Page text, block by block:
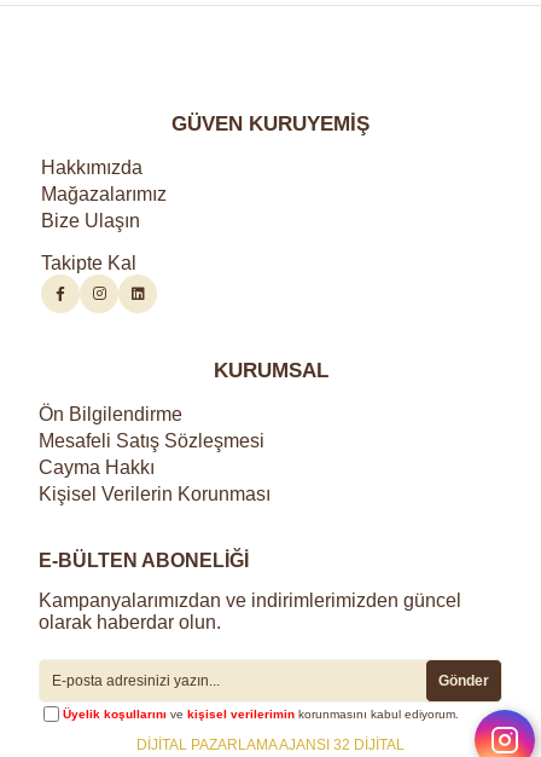
GÜVEN KURUYEMİŞ
Hakkımızda
Mağazalarımız
Bize Ulaşın
Takipte Kal
KURUMSAL
Ön Bilgilendirme
Mesafeli Satış Sözleşmesi
Cayma Hakkı
Kişisel Verilerin Korunması
E-BÜLTEN ABONELİĞİ
Kampanyalarımızdan ve indirimlerimizden güncel
olarak haberdar olun.
Gönder
Üyelik koşullarını ve kişisel verilerimin korunmasını kabul ediyorum.
DİJİTAL PAZARLAMA AJANSI 32 DİJİTAL